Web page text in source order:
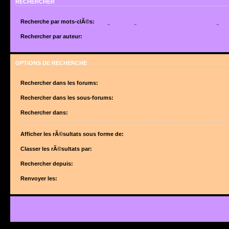
RECHERCHER
Recherche par mots-clÃ©s:
suite de mots sÃ©parÃ©s par des
Utilisez un * comme joker pour des recherches partielles.
Rechercher par auteur:
OPTIONS DE RECHERCHE
Rechercher dans les forums:
forums sont automatiquement inclus si vous ne dÃ©sactivez pas lâ€™option ci-
Rechercher dans les sous-forums:
Rechercher dans:
Afficher les rÃ©sultats sous forme de:
Classer les rÃ©sultats par:
Rechercher depuis:
Renvoyer les: